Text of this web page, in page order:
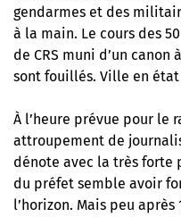
gendarmes et des
à la main. Le cours des
de CRS muni d’un
sont fouillés. Ville en état
À l’heure prévue pour le
attroupement de
dénote avec la très forte
du préfet semble avoir
l’horizon. Mais peu